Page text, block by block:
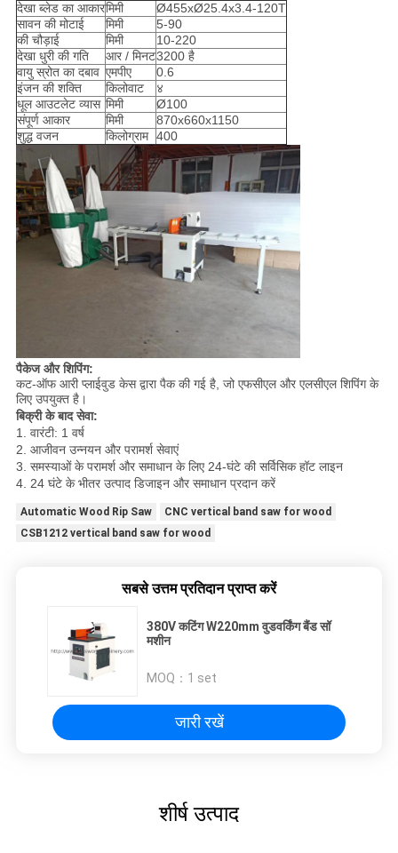
देखा ब्लेड का आकारमिमी
Ø455xØ25.4x3.4-120T
सावन की मोटाई
मिमी
5-90
की चौड़ाई
मिमी
10-220
देखा धुरी की गति
आर / मिनट3200 है
वायु स्रोत का दबाव एमपीए
0.6
इंजन की शक्ति
किलोवाट
४
धूल आउटलेट व्यास मिमी
Ø100
संपूर्ण आकार
मिमी
870x660x1150
शुद्ध वजन
किलोग्राम 400
पैकेज और शिपिंग:
कट-ऑफ आरी प्लाईवुड केस द्वारा पैक की गई है, जो एफसीएल और एलसीएल शिपिंग के
लिए उपयुक्त है।
बिक्री के बाद सेवा:
1. वारंटी: 1 वर्ष
2. आजीवन उन्नयन और परामर्श सेवाएं
3. समस्याओं के परामर्श और समाधान के लिए 24-घंटे की सर्विसिक हॉट लाइन
4. 24 घंटे के भीतर उत्पाद डिजाइन और समाधान प्रदान करें
Automatic Wood Rip Saw
CNC vertical band saw for wood
CSB1212 vertical band saw for wood
सबसे उत्तम प्रतिदान प्राप्त करें
380V कटिंग W220mm वुडवर्किंग बैंड सॉ
मशीन
MOQ： 1 set
जारी रखें
शीर्ष उत्पाद